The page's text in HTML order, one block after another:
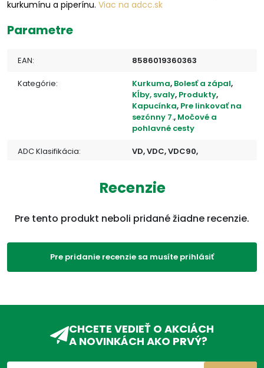
kurkumínu a piperínu. Viac na adcc.sk
Parametre
EAN: 8586019360363
Kategórie: Kurkuma, Bolesť a zápal,
Kĺby, svaly, Produkty,
Kapucínka, Pre linkovať na
sezónny 7., Močové a
pohlavné cesty
ADC Klasifikácia: VD, VDC, VDC90,
Recenzie
Pre tento produkt neboli pridané žiadne recenzie.
Pre pridanie recenzie sa musíte prihlásiť
CHCETE VEDIEŤ O AKCIÁCH
A NOVINKÁCH AKO PRVÝ?